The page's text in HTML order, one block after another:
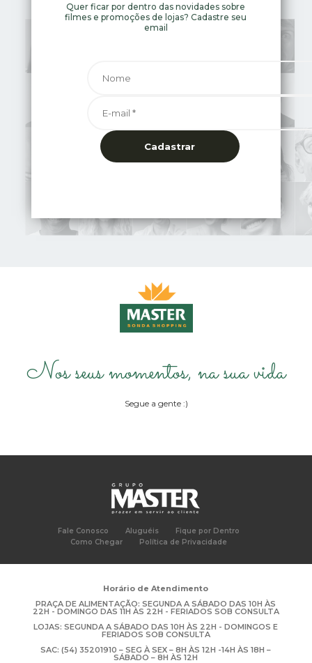
Quer ficar por dentro das novidades sobre
filmes e promoções de lojas? Cadastre seu
email
Nos seus momentos, na sua vida
Segue a gente :)
Fale Conosco Aluguéis
Fique por Dentro
Como Chegar
Política de Privacidade
Horário de Atendimento
PRAÇA DE ALIMENTAÇÃO: SEGUNDA A SÁBADO DAS 10H ÀS
22H - DOMINGO DAS 11H ÀS 22H - FERIADOS SOB CONSULTA
LOJAS: SEGUNDA A SÁBADO DAS 10H ÀS 22H - DOMINGOS E
FERIADOS SOB CONSULTA
SAC: (54) 35201910 – SEG À SEX – 8H ÀS 12H -14H ÀS 18H –
SÁBADO – 8H ÀS 12H